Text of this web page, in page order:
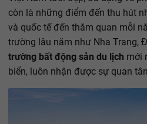
còn là những điểm đến thu hút
và quốc tế đến thăm quan mỗi
trường lâu năm như Nha Trang,
trường bất động sản du lịch mới
biển, luôn nhận được sự quan